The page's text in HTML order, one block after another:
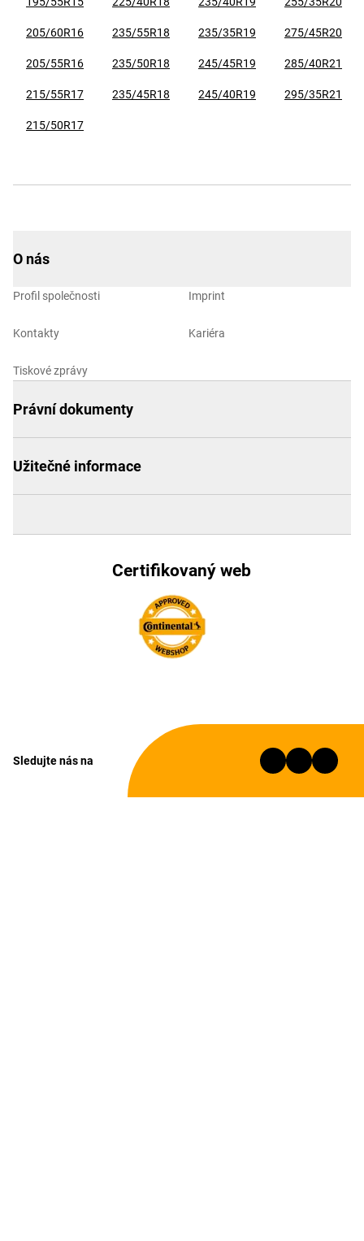
205/60R16 235/55R18 235/35R19 275/45R20
205/55R16 235/50R18 245/45R19 285/40R21
215/55R17 235/45R18 245/40R19 295/35R21
215/50R17
O nás
Profil společnosti
Kontakty
Tiskové zprávy
Imprint
Kariéra
Právní dokumenty
Užitečné informace
Certifikovaný web
Sledujte nás na